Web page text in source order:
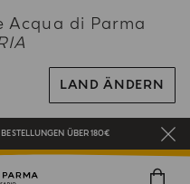
Acqua di Parma
LAND ÄNDERN
SPUGNATURA
EINE WELT VOLLER VORTEILE
ÜBER 180€